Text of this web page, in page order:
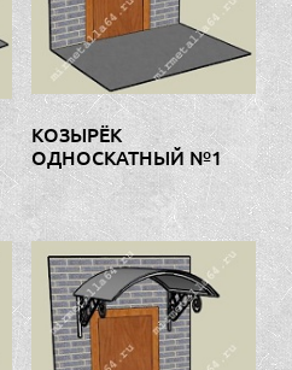
КОЗЫРЁК
ОДНОСКАТНЫЙ №1